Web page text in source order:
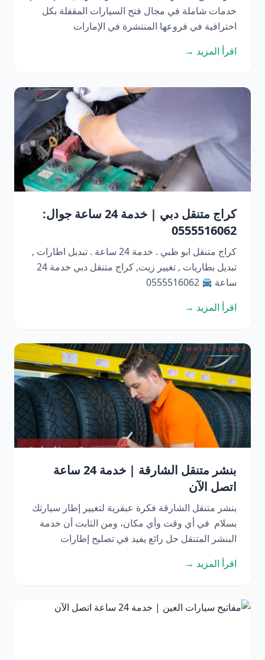
خدمات شاملة في مجال فتح السيارات المقفلة بكل
احترافية في فروعها المنتشرة في الإمارات
اقرأ المزيد →
كراج متنقل دبي | خدمة 24 ساعة جوال:
0555516062
كراج متنقل ابو ظبي . خدمة 24 ساعة . تبديل اطارات ,
تبديل بطاريات , تغيير زيت, كراج متنقل دبي خدمة 24
ساعة
0555516062
اقرأ المزيد →
بنشر متنقل الشارقة | خدمة 24 ساعة
اتصل الآن
بنشر متنقل الشارقة فكرة عبقرية لتغيير إطار سيارتك
بسلام في أي وقت وأي مكان، ومن الثابت أن خدمة
البنشر المتنقل حل رائع يفيد في تصليح إطارات
اقرأ المزيد →